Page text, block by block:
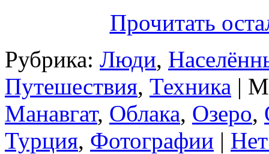
Прочитать
Рубрика: Люди,
Путешествия, Техника |
Манавгат, Облака, Озеро,
Турция, Фотографии |